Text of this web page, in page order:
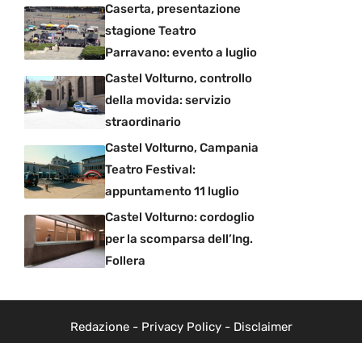
Caserta, presentazione
stagione Teatro
Parravano: evento a luglio
Castel Volturno, controllo
della movida: servizio
straordinario
Castel Volturno, Campania
Teatro Festival:
appuntamento 11 luglio
Castel Volturno: cordoglio
per la scomparsa dell’Ing.
Follera
Redazione- Privacy Policy- Disclaimer